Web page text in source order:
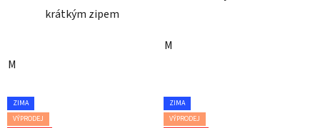
krátkým zipem
M
M
ZIMA
VÝPRODEJ
ZIMA
VÝPRODEJ